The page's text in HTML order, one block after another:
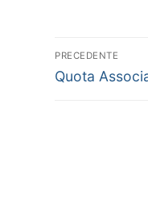
articoli
PRECEDENTE
Articolo
Quota